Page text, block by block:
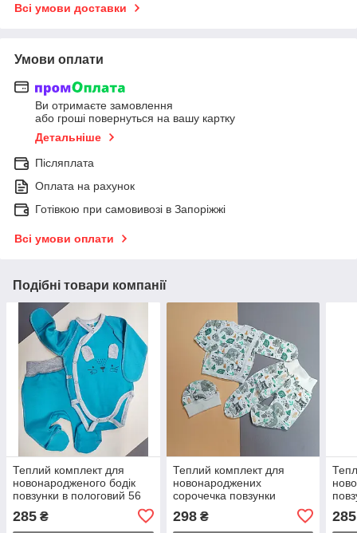
Всі умови доставки
Умови оплати
Ви отримаєте замовлення
або гроші повернуться на вашу картку
Детальніше
Післяплата
Оплата на рахунок
Готівкою при самовивозі в Запоріжжі
Всі умови оплати
Подібні товари компанії
Теплий комплект для
новонародженого бодік
повзунки в пологовий 56
285 ₴
Теплий комплект для
новонароджених
сорочечка повзунки
298₴ 285